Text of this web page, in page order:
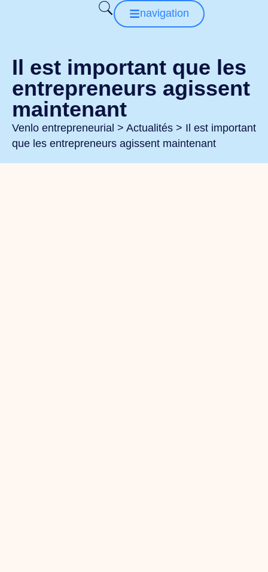
navigation
Il est important que les
entrepreneurs agissent
maintenant
Venlo entrepreneurial > Actualités > Il est important
que les entrepreneurs agissent maintenant